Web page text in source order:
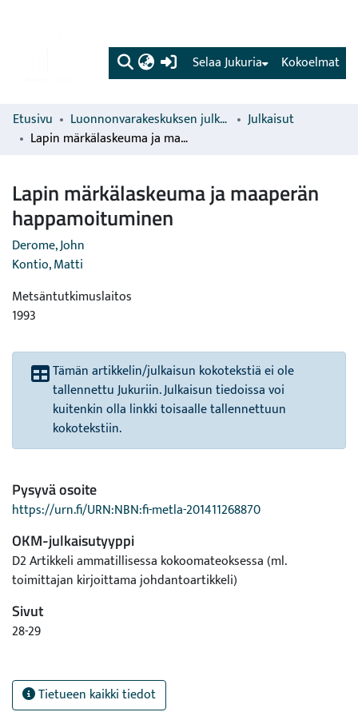
(current) Kokoelmat
Selaa Jukuria
Etusivu Luonnonvarakeskuksen julkaisut
Julkaisut
Lapin märkälaskeuma ja maaperän happamoituminen
Lapin märkälaskeuma ja maaperän
happamoituminen
Derome, John
Kontio, Matti
Metsäntutkimuslaitos
1993
Tämän artikkelin/julkaisun kokotekstiä ei ole
tallennettu Jukuriin. Julkaisun tiedoissa voi
kuitenkin olla linkki toisaalle tallennettuun
kokotekstiin.
Pysyvä osoite
https://urn.fi/URN:NBN:fi-metla-201411268870
OKM-julkaisutyyppi
D2 Artikkeli ammatillisessa kokoomateoksessa (ml.
toimittajan kirjoittama johdantoartikkeli)
Sivut
28-29
Tietueen kaikki tiedot